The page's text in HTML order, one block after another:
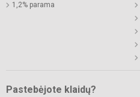
1,2% parama
Pastebėjote klaidų?